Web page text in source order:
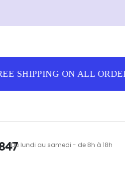
SHIPPING ON ALL ORDERS
Du lundi au samedi - de 8h à 18h